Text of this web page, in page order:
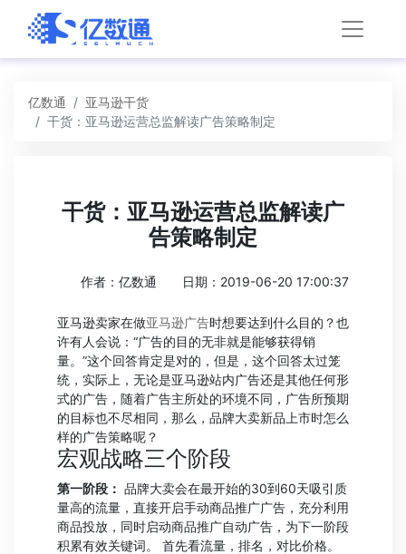
亿数通
亚马逊干货
干货：亚马逊运营总监解读广告策略制定
干货：亚马逊运营总监解读广
告策略制定
作者：亿数通 日期：2019-06-20 17:00:37
亚马逊卖家在做亚马逊广告时想要达到什么目的？也
许有人会说：“广告的目的无非就是能够获得销
量。”这个回答肯定是对的，但是，这个回答太过笼
统，实际上，无论是亚马逊站内广告还是其他任何形
式的广告，随着广告主所处的环境不同，广告所预期
的目标也不尽相同，那么，品牌大卖新品上市时怎么
样的广告策略呢？
宏观战略三个阶段
第一阶段： 品牌大卖会在最开始的30到60天吸引质
量高的流量，直接开启手动商品推广广告，充分利用
商品投放，同时启动商品推广自动广告，为下一阶段
积累有效关键词。 首先看流量，排名，对比价格。